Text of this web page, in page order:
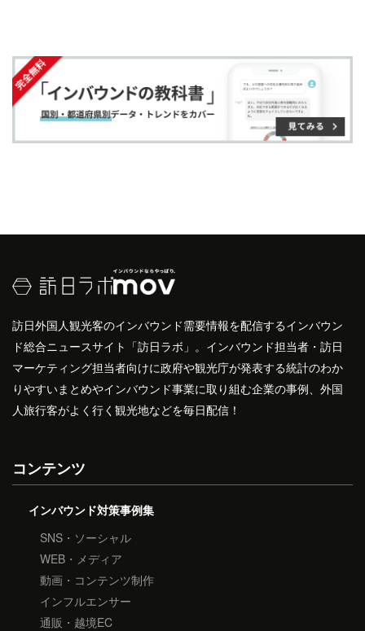
追
加
とのできるスポットとして、「桜を見る会」をはじ
めとしたイベントやカフェ・レストランが併設され
ています。
訪日外国人観光客のインバウンド需要情報を配信するインバウン
ド総合ニュースサイト「訪日ラボ」。インバウンド担当者・訪日
マーケティング担当者向けに政府や観光庁が発表する統計のわか
りやすいまとめやインバウンド事業に取り組む企業の事例、外国
人旅行客がよく行く観光地などを毎日配信！
コンテンツ
インバウンド対策事例集
SNS・ソーシャル
WEB・メディア
動画・コンテンツ制作
インフルエンサー
通販・越境EC